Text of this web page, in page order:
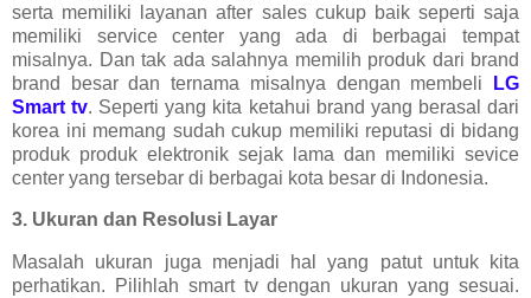
serta memiliki layanan after sales cukup baik seperti saja
memiliki service center yang ada di berbagai tempat
misalnya. Dan tak ada salahnya memilih produk dari brand
brand besar dan ternama misalnya dengan membeli
LG
Smart tv. Seperti yang kita ketahui brand yang berasal dari
korea ini memang sudah cukup memiliki reputasi di bidang
produk produk elektronik sejak lama dan memiliki sevice
center yang tersebar di berbagai kota besar di Indonesia.
3. Ukuran dan Resolusi Layar
Masalah ukuran juga menjadi hal yang patut untuk kita
perhatikan. Pilihlah smart tv dengan ukuran yang sesuai.